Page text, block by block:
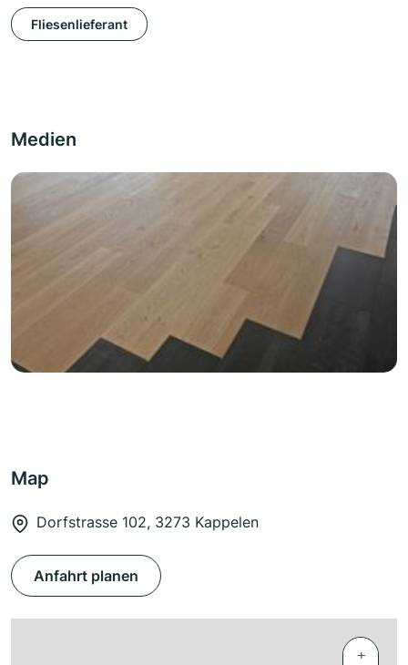
Fliesenlieferant
Medien
Map
Dorfstrasse 102, 3273 Kappelen
Anfahrt planen
+